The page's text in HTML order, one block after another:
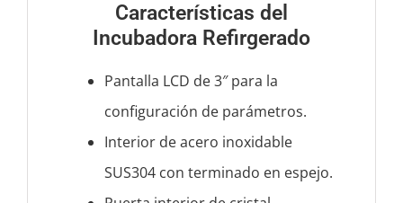
Características del
Incubadora Refirgerado
Pantalla LCD de 3″ para la
configuración de parámetros.
Interior de acero inoxidable
SUS304 con terminado en espejo.